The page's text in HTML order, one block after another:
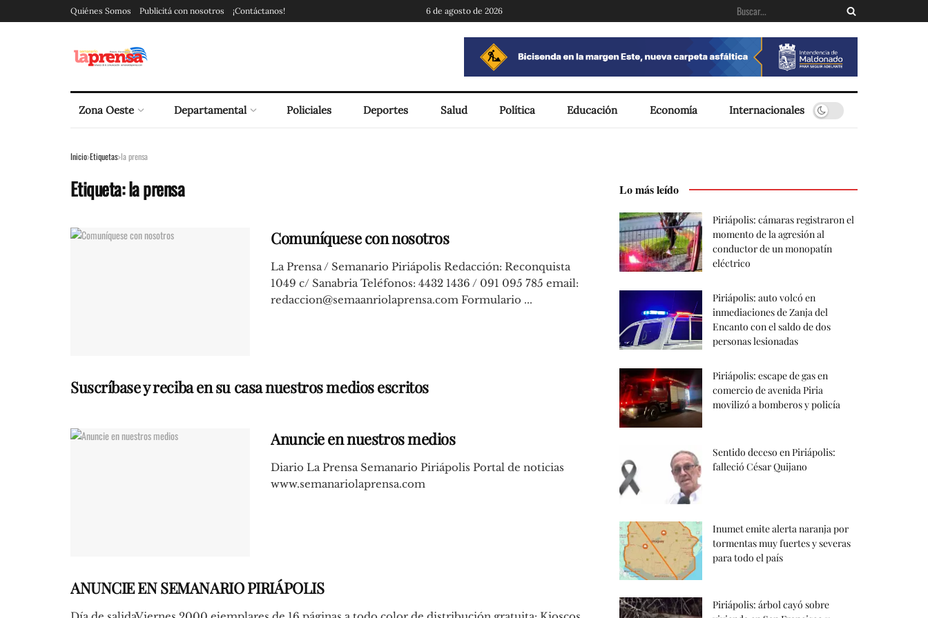
Quiénes Somos Publicitá con nosotros ¡Contáctanos! 6 de agosto de 2026
Zona Oeste Departamental Policiales Deportes Salud Política Educación Economía Internacionales
Inicio Etiquetas la prensa
Etiqueta:la prensa
Comuníquese con nosotros
La Prensa / Semanario Piriápolis Redacción: Reconquista
1049 c/ Sanabria Teléfonos: 4432 1436 / 091 095 785 email:
redaccion@semaanriolaprensa.com Formulario ...
Suscríbase y reciba en su casa nuestros medios escritos
Anuncie en nuestros medios
Diario La Prensa Semanario Piriápolis Portal de noticias
www.semanariolaprensa.com
ANUNCIE EN SEMANARIO PIRIÁPOLIS
Lo más leído
Piriápolis: cámaras registraron el
momento de la agresión al
conductor de un monopatín
eléctrico
Piriápolis: auto volcó en
inmediaciones de Zanja del
Encanto con el saldo de dos
personas lesionadas
Piriápolis: escape de gas en
comercio de avenida Piria
movilizó a bomberos y policía
Sentido deceso en Piriápolis:
falleció César Quijano
Inumet emite alerta naranja por
tormentas muy fuertes y severas
para todo el país
Piriápolis: árbol cayó sobre